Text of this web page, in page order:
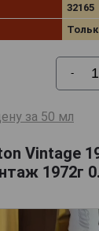
32165
-
за 50 мл
Vintage
1972г